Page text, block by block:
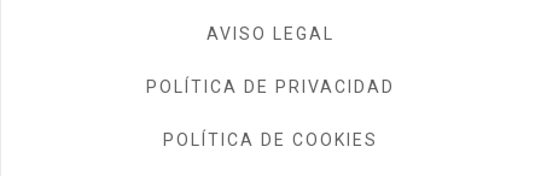
AVISO LEGAL
POLÍTICA DE PRIVACIDAD
POLÍTICA DE COOKIES